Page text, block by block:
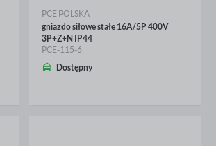
PCE POLSKA
gniazdo siłowe stałe 16A/5P 400V
3P+Z+N IP44
PCE-115-6
Dostępny
WIĘCEJ